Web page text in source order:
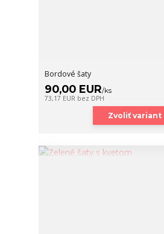
Bordové šaty
90,00 EUR/ks
73,17 EUR bez DPH
Zvoliť variant